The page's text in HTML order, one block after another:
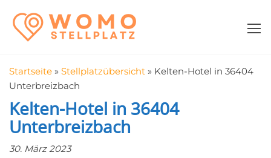
Inhalt
springen
in der Nähe
Startseite » Stellplatzübersicht » Kelten-Hotel in 36404
Unterbreizbach
Kelten-Hotel in 36404
Unterbreizbach
30. März 2023